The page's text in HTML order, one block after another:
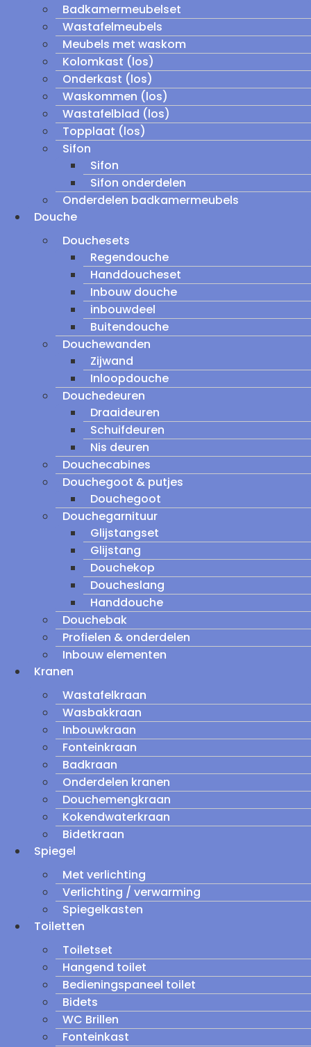
Badkamermeubelset
Wastafelmeubels
Meubels met waskom
Kolomkast (los)
Onderkast (los)
Waskommen (los)
Wastafelblad (los)
Topplaat (los)
Sifon
Sifon
Sifon onderdelen
Onderdelen badkamermeubels
Douche
Douchesets
Regendouche
Handdoucheset
Inbouw douche
inbouwdeel
Buitendouche
Douchewanden
Zijwand
Inloopdouche
Douchedeuren
Draaideuren
Schuifdeuren
Nis deuren
Douchecabines
Douchegoot & putjes
Douchegoot
Douchegarnituur
Glijstangset
Glijstang
Douchekop
Doucheslang
Handdouche
Douchebak
Profielen & onderdelen
Inbouw elementen
Kranen
Wastafelkraan
Wasbakkraan
Inbouwkraan
Fonteinkraan
Badkraan
Onderdelen kranen
Douchemengkraan
Kokendwaterkraan
Bidetkraan
Spiegel
Met verlichting
Verlichting / verwarming
Spiegelkasten
Toiletten
Toiletset
Hangend toilet
Bedieningspaneel toilet
Bidets
WC Brillen
Fonteinkast